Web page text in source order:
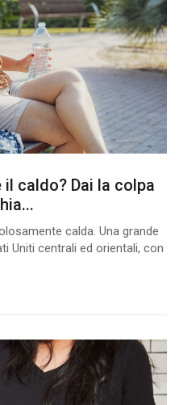
caldo? Dai la colpa
calda. Una grande
Uniti centrali ed orientali, con